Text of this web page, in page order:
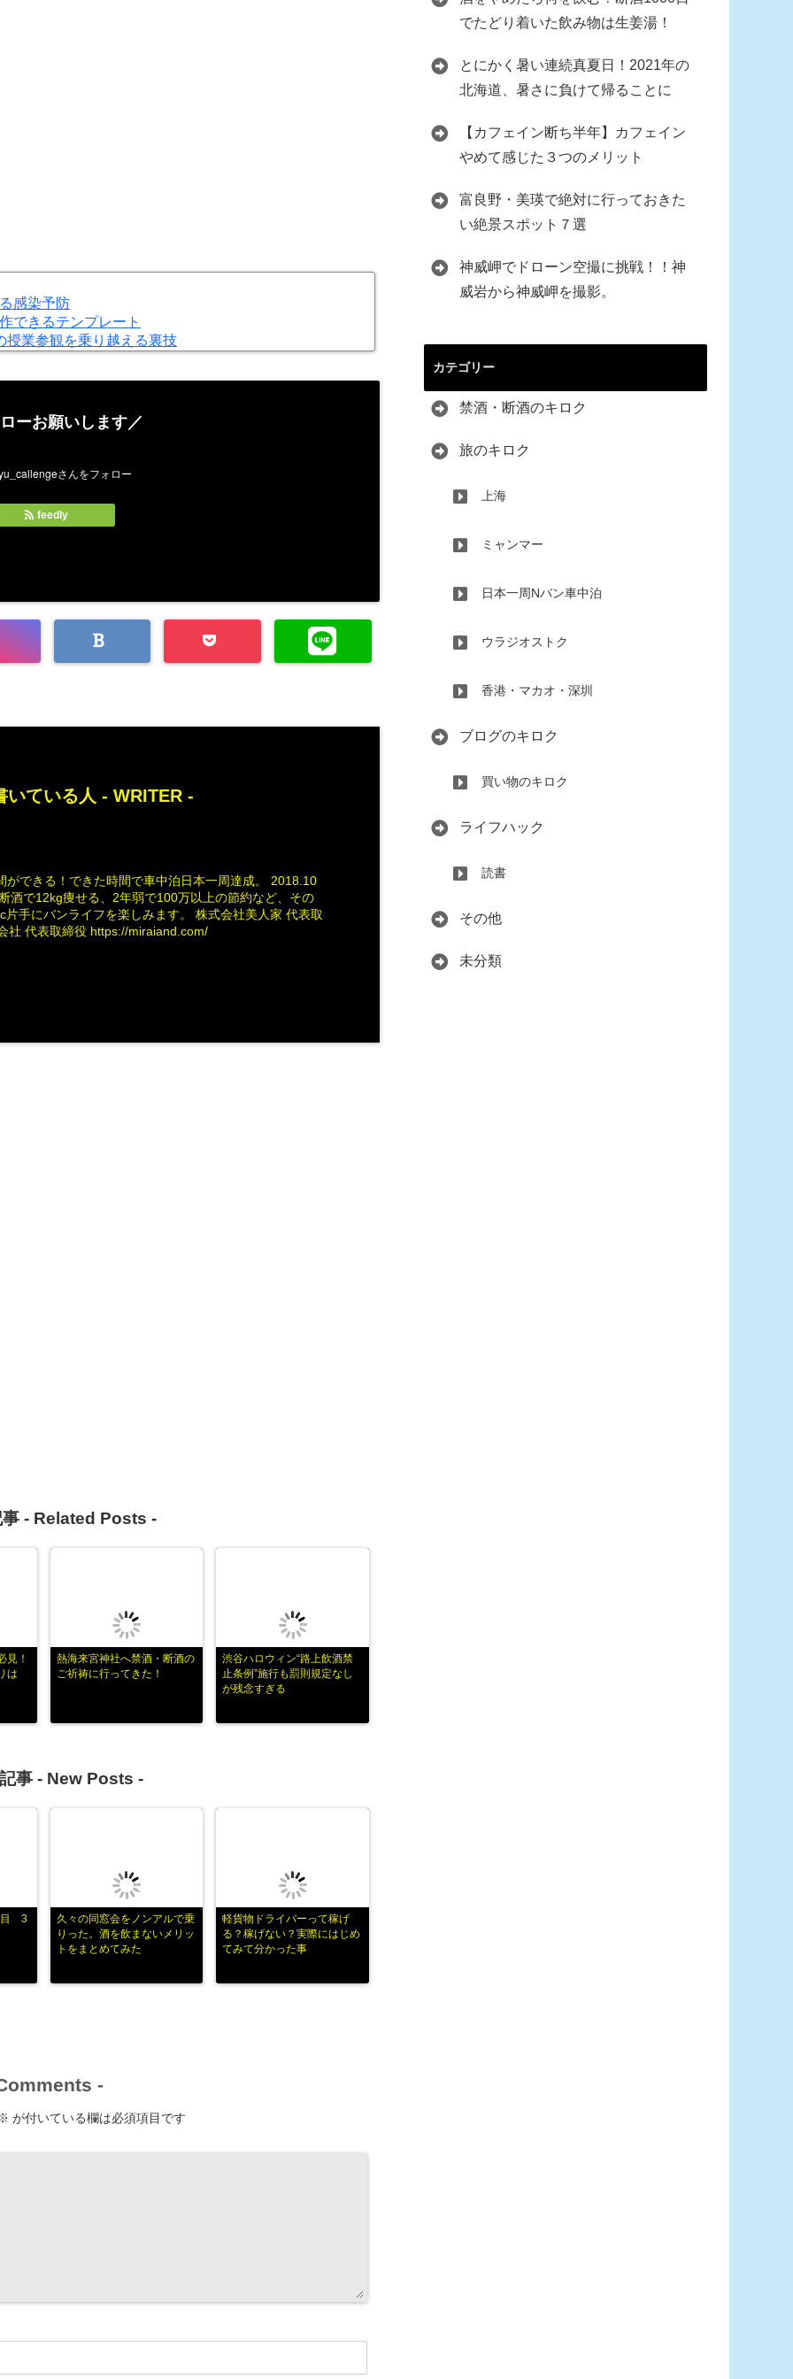
感染予防
できるテンプレート
授業参観を乗り越える裏技
ーお願いします／
feedly
いている人 - WRITER -
ができる！できた時間で車中泊日本一周達成。 2018.10
酒で12kg痩せる、2年弱で100万以上の節約など、その
片手にバンライフを楽しみます。 株式会社美人家 代表取
社 代表取締役 https://miraiand.com/
- Related Posts -
見！
は
熱海来宮神社へ禁酒・断酒の
ご祈祷に行ってきた！
渋谷ハロウィン“路上飲酒禁
止条例”施行も罰則規定なし
が残念すぎる
事 - New Posts -
目 3
久々の同窓会をノンアルで乗
りった。酒を飲まないメリッ
トをまとめてみた
軽貨物ドライバーって稼げ
る？稼げない？実際にはじめ
てみて分かった事
-
が付いている欄は必須項目です
でたどり着いた飲み物は生姜湯！
とにかく暑い連続真夏日！2021年の
北海道、暑さに負けて帰ることに
【カフェイン断ち半年】カフェイン
やめて感じた３つのメリット
富良野・美瑛で絶対に行っておきた
い絶景スポット７選
神威岬でドローン空撮に挑戦！！神
威岩から神威岬を撮影。
カテゴリー
禁酒・断酒のキロク
旅のキロク
上海
ミャンマー
日本一周Nバン車中泊
ウラジオストク
香港・マカオ・深圳
ブログのキロク
買い物のキロク
ライフハック
読書
その他
未分類